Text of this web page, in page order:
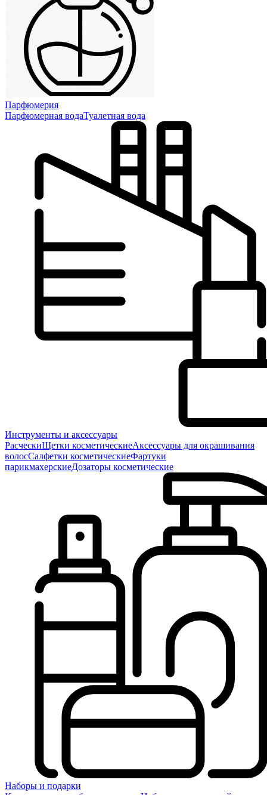
Парфюмерия
Парфюмерная водаТуалетная вода
Инструменты и аксессуары
РасческиЩетки косметическиеАксессуары для окрашивания
волосСалфетки косметическиеФартуки
парикмахерскиеДозаторы косметические
Наборы и подарки